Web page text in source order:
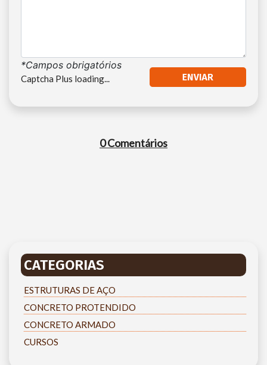
*Campos obrigatórios
Captcha Plus loading...
0 Comentários
CATEGORIAS
ESTRUTURAS DE AÇO
CONCRETO PROTENDIDO
CONCRETO ARMADO
CURSOS